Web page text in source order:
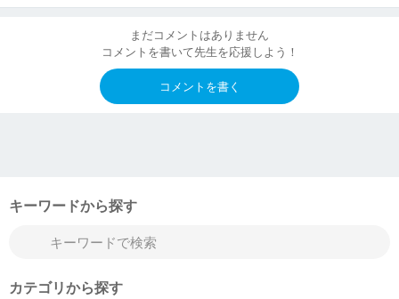
まだコメントはありません
コメントを書いて先生を応援しよう！
コメントを書く
キーワードから探す
カテゴリから探す